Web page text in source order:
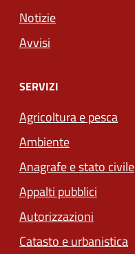
Notizie
Avvisi
SERVIZI
Agricoltura e pesca
Ambiente
Anagrafe e stato civile
Appalti pubblici
Autorizzazioni
Catasto e urbanistica